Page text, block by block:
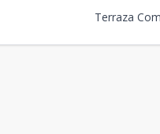
Terraza